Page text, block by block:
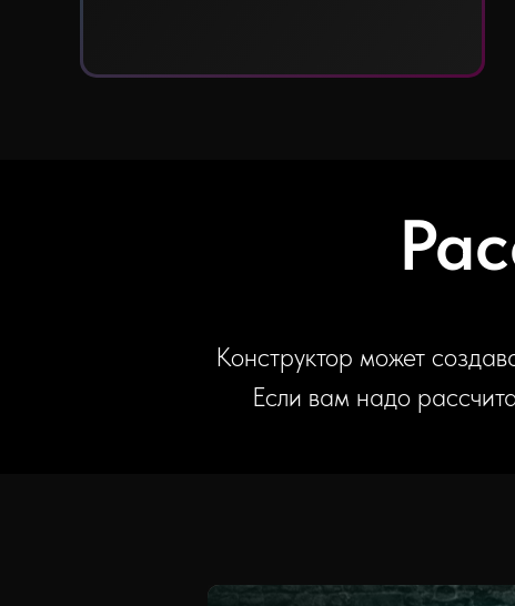
Конструктор может
Если вам надо